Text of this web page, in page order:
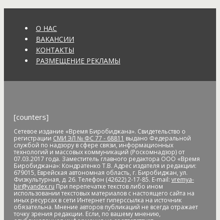
безопасностьантитеррористическая комиссия
антитеррористические учения
апелляцияаппарат видеофиксации
АрашуковАрбатАрена аренда земли
Артём АкименкоАртём КуликовАрхангельскархив
Банк Россиибанки
банковские_картыбанковский роумингбанкротство
барельеф баскетболБастакБастрыкинбатутБедность
бездомныебездомные животныебезналичные платежи
Безопасное колесо-2019безопасностьБезопасные и
качественные дорогибезработица белкабензинБеринг
Берл Лазарбесплатные лекарстваБессмертные дела
Бессмертный полкбесхозяйственностьбешенство
библиотекабизнесбизнес без поддержкибизнес-
О НАС
ВАКАНСИИ
КОНТАКТЫ
РАЗМЕЩЕНИЕ РЕКЛАМЫ
[counters]
Сетевое издание «Время Биробиджана». Свидетельство о
регистрации СМИ ЭЛ № ФС 77 - 68811 выдано Федеральной
службой по надзору в сфере связи, информационных
технологий и массовых коммуникаций (Роскомнадзор) от
07.03.2017 года. Заместитель главного редактора ООО «Время
Биробиджана»: Кондратенко Т.В. Адрес издателя и редакции:
679015, Еврейская автономная область, г. Биробиджан, ул.
Физкультурная, д. 26. Телефон (42622) 2-17-85. E-mail: vremya-
bir@yandex.ru При перепечатке текстов либо ином
использовании текстовых материалов с настоящего сайта на
иных ресурсах в сети Интернет гиперссылка на источник
обязательна. Мнение авторов публикаций не всегда отражает
точку зрения редакции. Если, по вашему мнению,